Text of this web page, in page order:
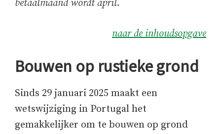
betaalmaand wordt april.
naar de inhoudsopgave
Bouwen op rustieke grond
Sinds 29 januari 2025 maakt een
wetswijziging in Portugal het
gemakkelijker om te bouwen op grond